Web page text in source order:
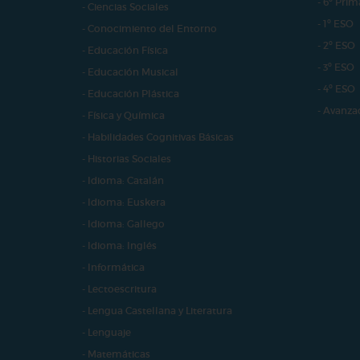
- Ciencias Sociales
- Conocimiento del Entorno
- Educación Física
- Educación Musical
- Educación Plástica
- Física y Química
- Habilidades Cognitivas Básicas
- Historias Sociales
- Idioma: Catalán
- Idioma: Euskera
- Idioma: Gallego
- Idioma: Inglés
- Informática
- Lectoescritura
- Lengua Castellana y Literatura
- Lenguaje
- Matemáticas
- 1º ESO
- 2º ESO
- 3º ESO
- 4º ESO
-